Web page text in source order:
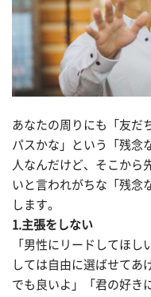
あなたの周りにも「友だ
パスかな」という「残念
人なんだけど、そこから
いと言われがちな「残念
します。
1.主張をしない
「男性にリードしてほし
しては自由に選ばせてあ
でも良いよ」「君の好き